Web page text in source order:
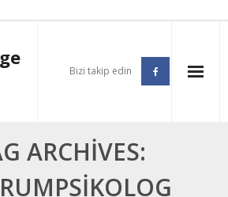
Bizi takip edin
ARCHIVES: